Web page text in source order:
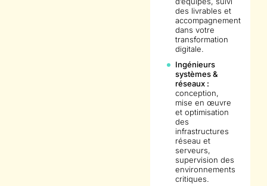
des livrables et
accompagnement
dans votre
transformation
digitale.
Ingénieurs
systèmes &
réseaux :
conception,
mise en œuvre
et optimisation
des
infrastructures
réseau et
serveurs,
supervision des
environnements
critiques.